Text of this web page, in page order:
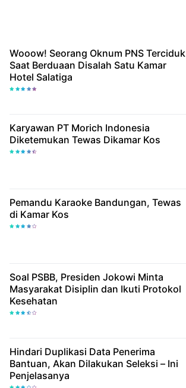
Wooow! Seorang Oknum PNS Terciduk
Saat Berduaan Disalah Satu Kamar
Hotel Salatiga
Karyawan PT Morich Indonesia
Diketemukan Tewas Dikamar Kos
Pemandu Karaoke Bandungan, Tewas
di Kamar Kos
Soal PSBB, Presiden Jokowi Minta
Masyarakat Disiplin dan Ikuti Protokol
Kesehatan
Hindari Duplikasi Data Penerima
Bantuan, Akan Dilakukan Seleksi – Ini
Penjelasanya